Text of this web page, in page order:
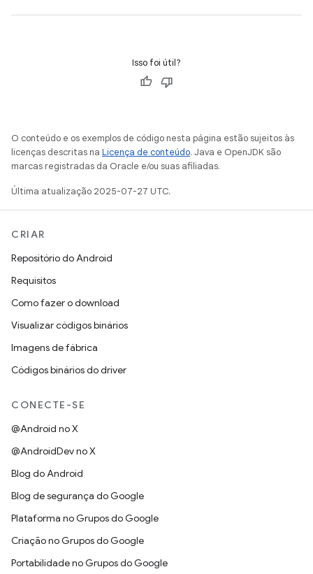
Isso foi útil?
O conteúdo e os exemplos de código nesta página estão sujeitos às
licenças descritas na Licença de conteúdo. Java e OpenJDK são
marcas registradas da Oracle e/ou suas afiliadas.
Última atualização 2025-07-27 UTC.
CRIAR
Repositório do Android
Requisitos
Como fazer o download
Visualizar códigos binários
Imagens de fábrica
Códigos binários do driver
CONECTE-SE
@Android no X
@AndroidDev no X
Blog do Android
Blog de segurança do Google
Plataforma no Grupos do Google
Criação no Grupos do Google
Portabilidade no Grupos do Google